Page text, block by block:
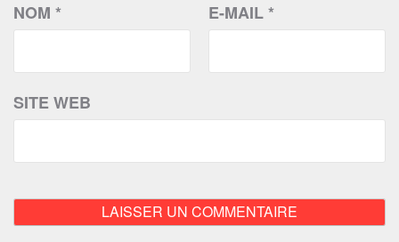
NOM * E-MAIL*
SITE WEB